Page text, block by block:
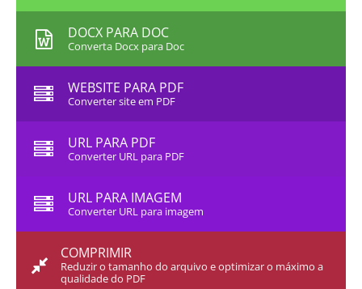
DOCX PARA DOC
Converta Docx para Doc
WEBSITE PARA PDF
Converter site em PDF
URL PARA PDF
Converter URL para PDF
URL PARA IMAGEM
Converter URL para imagem
COMPRIMIR
Reduzir o tamanho do arquivo e optimizar o máximo a
qualidade do PDF